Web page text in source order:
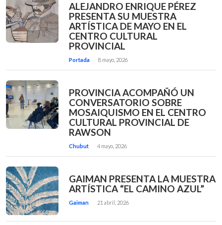
ALEJANDRO ENRIQUE PÉREZ
PRESENTA SU MUESTRA
ARTÍSTICA DE MAYO EN EL
CENTRO CULTURAL
PROVINCIAL
Portada 8 mayo, 2026
PROVINCIA ACOMPAÑÓ UN
CONVERSATORIO SOBRE
MOSAIQUISMO EN EL CENTRO
CULTURAL PROVINCIAL DE
RAWSON
Chubut 4 mayo, 2026
GAIMAN PRESENTA LA MUESTRA
ARTÍSTICA “EL CAMINO AZUL”
Gaiman 21 abril, 2026